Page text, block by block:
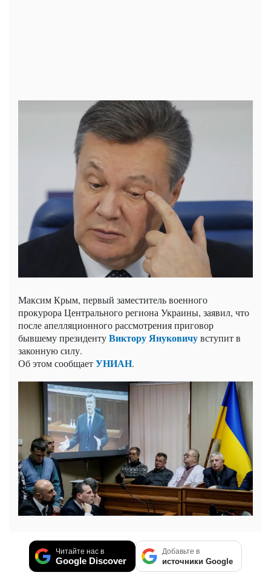
Максим Крым, первый заместитель военного
прокурора Центрального региона Украины, заявил, что
после апелляционного рассмотрения приговор
бывшему президентуВиктору Януковичувступит в
законную силу.
Об этом сообщаетУНИАН.
Читайте нас в
Google Discover
Добавьте в
источники Google